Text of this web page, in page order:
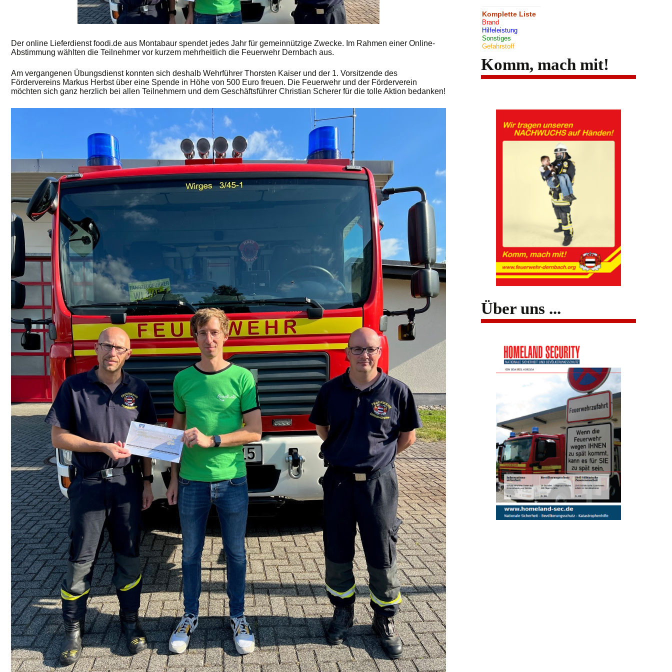
Der online Lieferdienst foodi.de aus Montabaur spendet jedes Jahr für gemeinnützige Zwecke. Im Rahmen einer Online-
Abstimmung wählten die Teilnehmer vor kurzem mehrheitlich die Feuerwehr Dernbach aus.
Am vergangenen Übungsdienst konnten sich deshalb Wehrführer Thorsten Kaiser und der 1. Vorsitzende des
Fördervereins Markus Herbst über eine Spende in Höhe von 500 Euro freuen. Die Feuerwehr und der Förderverein
möchten sich ganz herzlich bei allen Teilnehmern und dem Geschäftsführer Christian Scherer für die tolle Aktion bedanken!
Komplette Liste
Brand
Hilfeleistung
Sonstiges
Gefahrstoff
Komm, mach mit!
Über uns ...